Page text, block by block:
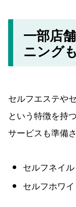
一部店
ニング
セルフエステや
という特徴を持
サービスも準備
セルフネイル
セルフホワ